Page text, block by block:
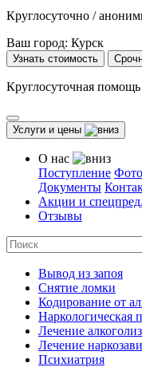
Круглосуточно /
Ваш город: Курск
Узнать стоимость
Круглосуточная
Услуги и цены
О нас
Поступление
Документы
Акции и
Отзывы
Вывод из запоя
Снятие ломки
Кодирование от
Наркологическая
Лечение
Лечение
Психиатрия